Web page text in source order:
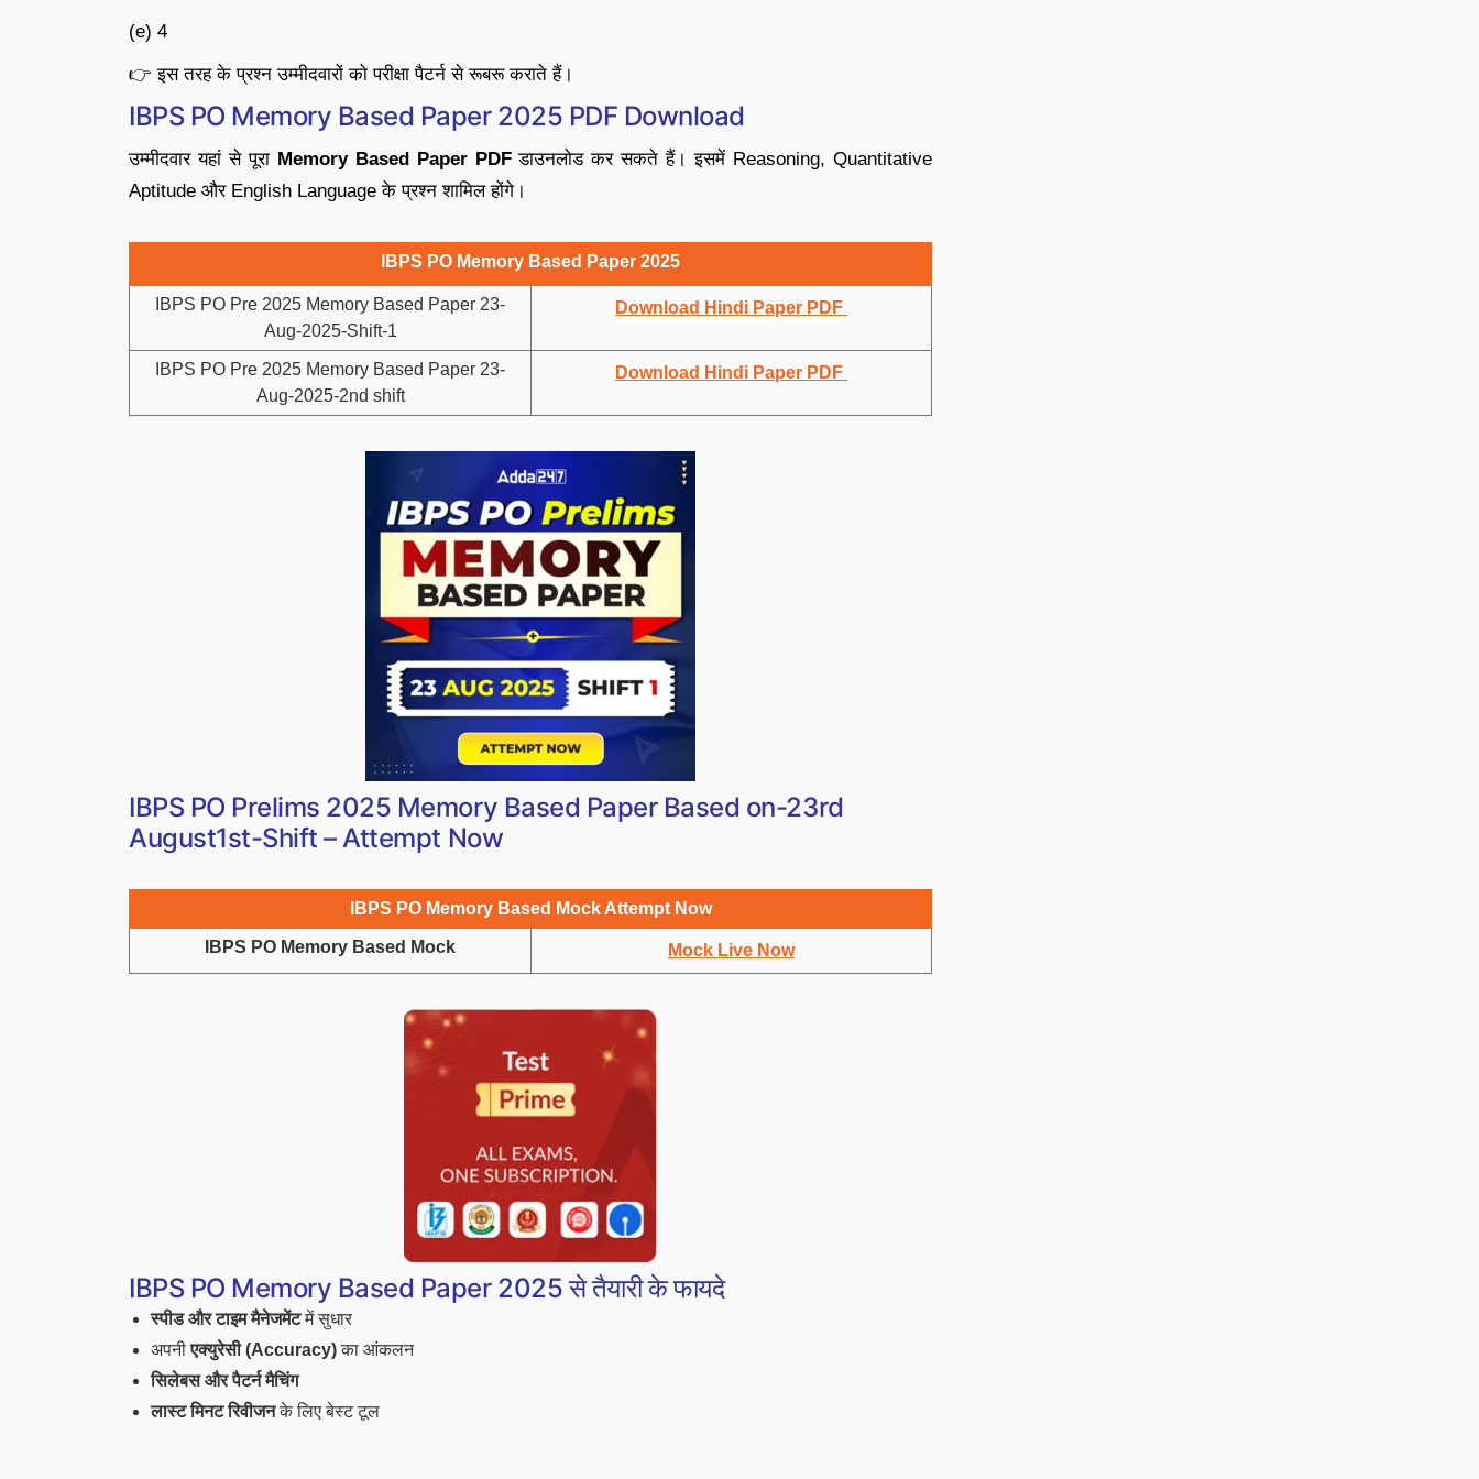
(e) 4
👉 इस तरह के प्रश्न उम्मीदवारों को परीक्षा पैटर्न से रूबरू कराते हैं।
IBPS PO Memory Based Paper 2025 PDF Download
उम्मीदवार यहां से पूरा Memory Based Paper PDFडाउनलोड कर सकते हैं। इसमें Reasoning, Quantitative
Aptitude और English Language के प्रश्न शामिल होंगे।
IBPS PO Memory Based Paper 2025
IBPS PO Pre 2025 Memory Based Paper 23-
Aug-2025-Shift-1
Download Hindi Paper PDF
IBPS PO Pre 2025 Memory Based Paper 23-
Aug-2025-2nd shift
Download Hindi Paper PDF
IBPS PO Prelims 2025 Memory Based Paper Based on-23rd
August1st-Shift – Attempt Now
IBPS PO Memory Based Mock Attempt Now
IBPS PO Memory Based Mock Mock Live Now
IBPS PO Memory Based Paper 2025 से तैयारी के फायदे
स्पीड और टाइम मैनेजमेंटमें सुधार
अपनीएक्युरेसी (Accuracy)का आंकलन
सिलेबस और पैटर्न मैचिंग
लास्ट मिनट रिवीजनके लिए बेस्ट टूल